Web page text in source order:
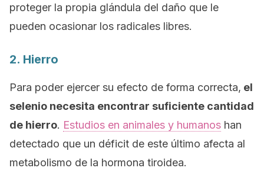
proteger la propia glándula del daño que le
pueden ocasionar los radicales libres.
2. Hierro
Para poder ejercer su efecto de forma correcta, el
selenio necesita encontrar suficiente cantidad
de hierro. Estudios en animales y humanos han
detectado que un déficit de este último afecta al
metabolismo de la hormona tiroidea.